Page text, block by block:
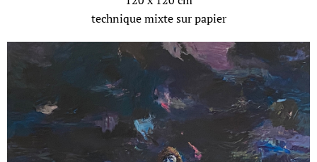
technique mixte sur papier